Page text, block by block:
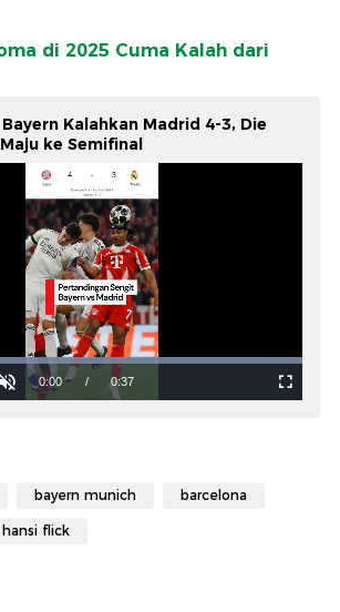
di 2025 Cuma Kalah dari
Kalahkan Madrid 4-3, Die
ke Semifinal
bayern munich barcelona
hansi flick